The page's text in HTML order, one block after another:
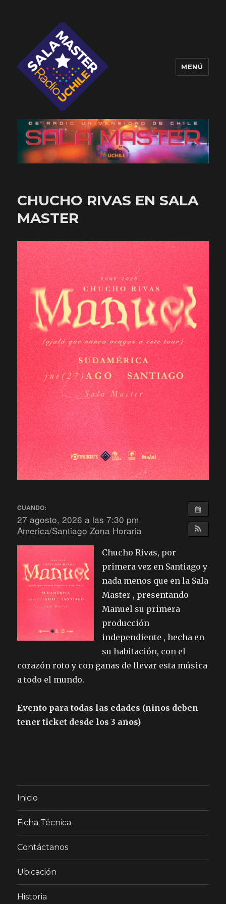
Sala Master
MENÚ
CHUCHO RIVAS EN SALA
MASTER
CUANDO:
27 agosto, 2026 a las 7:30 pm
America/Santiago Zona Horaria
Chucho Rivas, por
primera vez en Santiago y
nada menos que en la Sala
Master , presentando
Manuel su primera
producción
independiente , hecha en
su habitación, con el
corazón roto y con ganas de llevar esta música
a todo el mundo.
Evento para todas las edades (niños deben
tener ticket desde los 3 años)
Inicio
Ficha Técnica
Contáctanos
Ubicación
Historia